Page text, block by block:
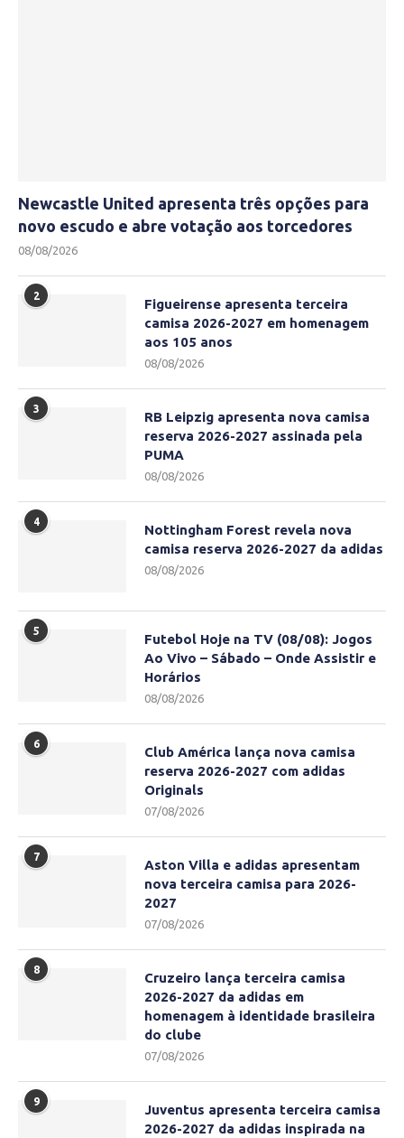
Newcastle United apresenta três opções para
novo escudo e abre votação aos torcedores
08/08/2026
2
Figueirense apresenta terceira
camisa 2026-2027 em homenagem
aos 105 anos
08/08/2026
3
RB Leipzig apresenta nova camisa
reserva 2026-2027 assinada pela
PUMA
08/08/2026
4
Nottingham Forest revela nova
camisa reserva 2026-2027 da adidas
08/08/2026
5
Futebol Hoje na TV (08/08): Jogos
Ao Vivo – Sábado – Onde Assistir e
Horários
08/08/2026
6
Club América lança nova camisa
reserva 2026-2027 com adidas
Originals
07/08/2026
7
Aston Villa e adidas apresentam
nova terceira camisa para 2026-
2027
07/08/2026
8
Cruzeiro lança terceira camisa
2026-2027 da adidas em
homenagem à identidade brasileira
do clube
07/08/2026
9
Juventus apresenta terceira camisa
2026-2027 da adidas inspirada na